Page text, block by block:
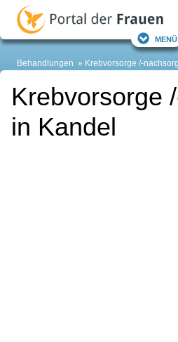
Menü
Behandlungen Krebvorsorge /-
Krebvorsorge
in Kandel